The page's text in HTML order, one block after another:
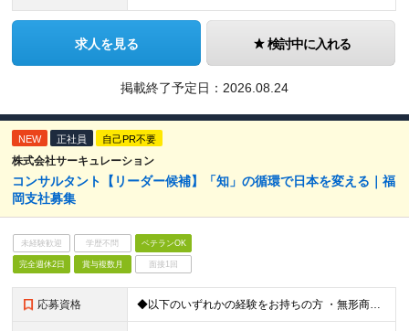
求人を見る 検討中に入れる
掲載終了予定日： 2026.08.24
NEW 正社員 自己PR不要
株式会社サーキュレーション
コンサルタント【リーダー候補】「知」の循環で日本を変える｜福
岡支社募集
未経験歓迎 学歴不問 ベテランOK
完全週休2日 賞与複数月 面接1回
応募資格 ◆以下のいずれかの経験をお持ちの方 ・無形商材での法人営業経験（目安6年以上） ・顧客に提案することで潜在ニーズを見出す課題解決型営業経験 ・リーダー・マネージャーなどの役職に就き、メンバーマネジメン